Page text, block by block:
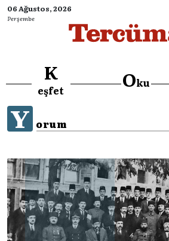
06 Ağustos, 2026
Perşembe
K
eşfet Oku
Y orum